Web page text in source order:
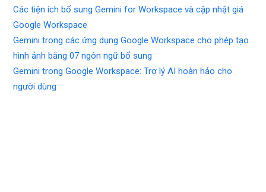
Các tiện ích bổ sung Gemini for Workspace và cập nhật giá
Google Workspace
Gemini trong các ứng dụng Google Workspace cho phép tạo
hình ảnh bằng 07 ngôn ngữ bổ sung
Gemini trong Google Workspace: Trợ lý AI hoàn hảo cho
người dùng